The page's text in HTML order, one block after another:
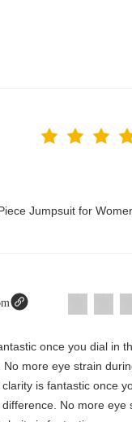
Jumpsuit for
once you dial in
more eye strain
is fantastic once
No more